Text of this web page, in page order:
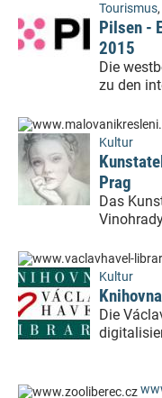
Tourismus,
Pilsen -
2015
Die
zu den
Kultur
Prag
Das
Kultur
Die